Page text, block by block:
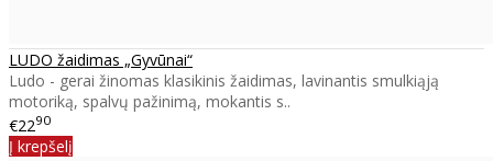
LUDO žaidimas „Gyvūnai“
Ludo - gerai žinomas klasikinis žaidimas, lavinantis smulkiąją
motoriką, spalvų pažinimą, mokantis s..
€2290
Į krepšelį